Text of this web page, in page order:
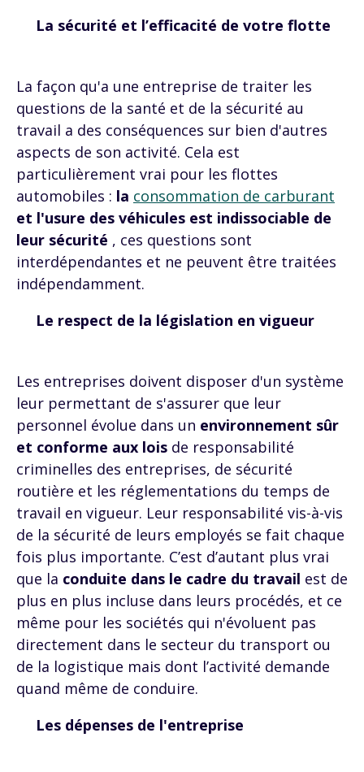
La sécurité et l’efficacité de votre flotte
La façon qu'a une entreprise de traiter les
questions de la santé et de la sécurité au
travail a des conséquences sur bien d'autres
aspects de son activité. Cela est
particulièrement vrai pour les flottes
automobiles : la consommation de carburant
et l'usure des véhicules est indissociable de
leur sécurité , ces questions sont
interdépendantes et ne peuvent être traitées
indépendamment.
Le respect de la législation en vigueur
Les entreprises doivent disposer d'un système
leur permettant de s'assurer que leur
personnel évolue dans un environnement sûr
et conforme aux lois de responsabilité
criminelles des entreprises, de sécurité
routière et les réglementations du temps de
travail en vigueur. Leur responsabilité vis-à-vis
de la sécurité de leurs employés se fait chaque
fois plus importante. C’est d’autant plus vrai
que la conduite dans le cadre du travail est de
plus en plus incluse dans leurs procédés, et ce
même pour les sociétés qui n'évoluent pas
directement dans le secteur du transport ou
de la logistique mais dont l’activité demande
quand même de conduire.
Les dépenses de l'entreprise